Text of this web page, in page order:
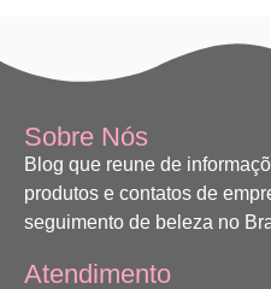
Sobre Nós
Blog que reune de
produtos e contatos de
seguimento de beleza no
Atendimento